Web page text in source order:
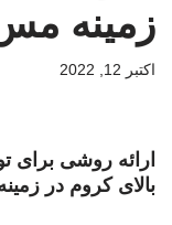
زمینه
اکتبر 12, 2022
ارائه روشی برای
بالای کروم در